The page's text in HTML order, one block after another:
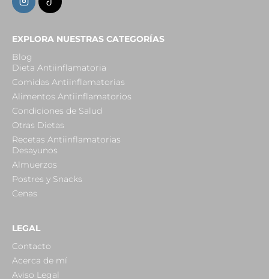
EXPLORA NUESTRAS CATEGORÍAS
Blog
Dieta Antiinflamatoria
Comidas Antiinflamatorias
Alimentos Antiinflamatorios
Condiciones de Salud
Otras Dietas
Recetas Antiinflamatorias
Desayunos
Almuerzos
Postres y Snacks
Cenas
LEGAL
Contacto
Acerca de mí
Aviso Legal